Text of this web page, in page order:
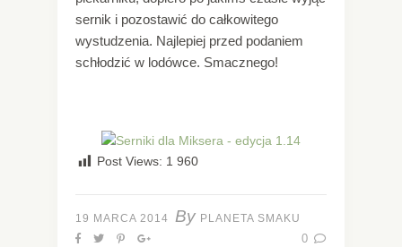
sernik i pozostawić do całkowitego
wystudzenia. Najlepiej przed podaniem
schłodzić w lodówce. Smacznego!
Post Views: 1 960
19 MARCA 2014 By PLANETA SMAKU
0